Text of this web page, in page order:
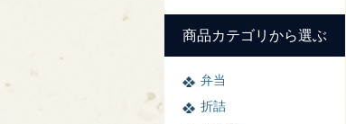
商品カテゴリから選ぶ
弁当
折詰